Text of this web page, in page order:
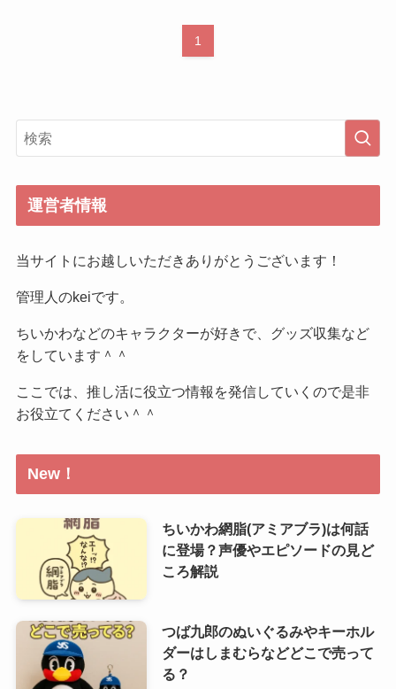
1
運営者情報
当サイトにお越しいただきありがとうございます！
管理人のkeiです。
ちいかわなどのキャラクターが好きで、グッズ収集など
をしています＾＾
ここでは、推し活に役立つ情報を発信していくので是非
お役立てください＾＾
New！
ちいかわ網脂(アミアブラ)は何話
に登場？声優やエピソードの見ど
ころ解説
つば九郎のぬいぐるみやキーホル
ダーはしまむらなどどこで売って
る？